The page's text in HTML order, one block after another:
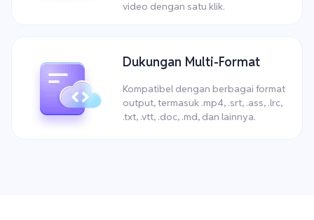
video dengan satu klik.
Dukungan Multi-Format
Kompatibel dengan berbagai format
output, termasuk .mp4, .srt, .ass, .lrc,
.txt, .vtt, .doc, .md, dan lainnya.